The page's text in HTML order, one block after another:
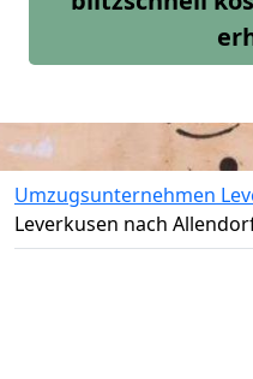
Umzugsunternehmen
Leverkusen nach